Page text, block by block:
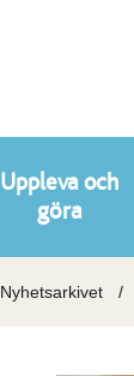
Uppleva och
göra
Nyhetsarkivet